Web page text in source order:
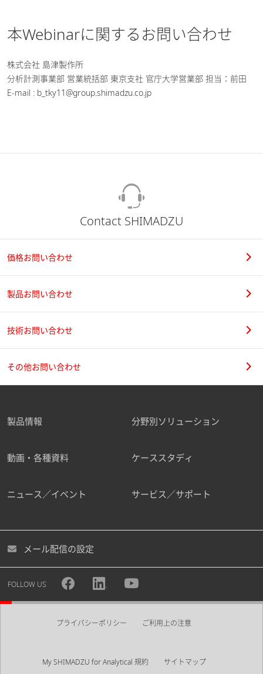
本Webinarに関するお問い合わせ
株式会社 島津製作所
分析計測事業部 営業統括部 東京支社 官庁大学営業部 担当：前田
E-mail : b_tky11@group.shimadzu.co.jp
Contact SHIMADZU
価格お問い合わせ
製品お問い合わせ
技術お問い合わせ
その他お問い合わせ
製品情報 分野別ソリューション
動画・各種資料 ケーススタディ
ニュース／イベント サービス／サポート
メール配信の設定
FOLLOW US
プライバシーポリシー ご利用上の注意
My SHIMADZU for Analytical 規約 サイトマップ